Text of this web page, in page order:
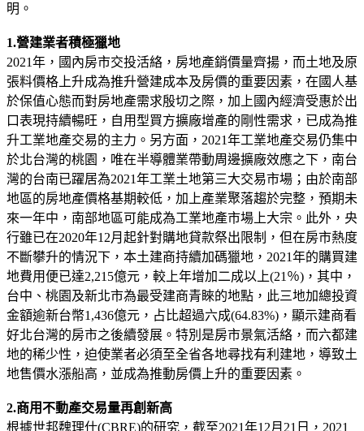
明。
1.營建業者積極獵地
2021年，國內房市交投活絡，房地產銷價量齊揚，而土地及原
張料價格上升成為推升營建成本及房價的重要因素，在國人基
於保值心態而對房地產需求殷切之際，加上國內經濟受惠於出
口表現持續暢旺，自用型買方擴廠增產的剛性需求，已成為推
升工業地產交易的主力。另方面，2021年工業地產交易仍集中
於北台灣的桃園，唯在半導體業帶動周邊擴廠效應之下，南台
灣的台南已躍居為2021年工業土地第三大交易市場；由於南部
地區的房地產價格基期較低，加上產業聚落趨於完整，預期未
來一年中，南部地區可能成為工業地產市場上大宗。此外，央
行雖已在2020年12月起針對購地貸款祭出限制，但在房市熱度
不斷攀升的情況下，本土建商持續加碼獵地，2021年的購買建
地費用便已達2,215億元，較上年增加二成以上(21％)，其中，
台中、桃園及新北市為最受建商青睞的地點，此三地加總投資
金額逾新台幣1,436億元，占比超過六成(64.83%)，顯示建商看
好北台灣的房市之後續發展。特別是房市景氣活絡，而六都建
地的稀少性，迫使業者必須至全省各地尋找有利建地，導致土
地售價水漲船高，並成為推動房價上升的重要因素。
2.商用不動產交易量再創新高
根據世邦魏理仕(CBRE)的研究，截至2021年12月21日，2021